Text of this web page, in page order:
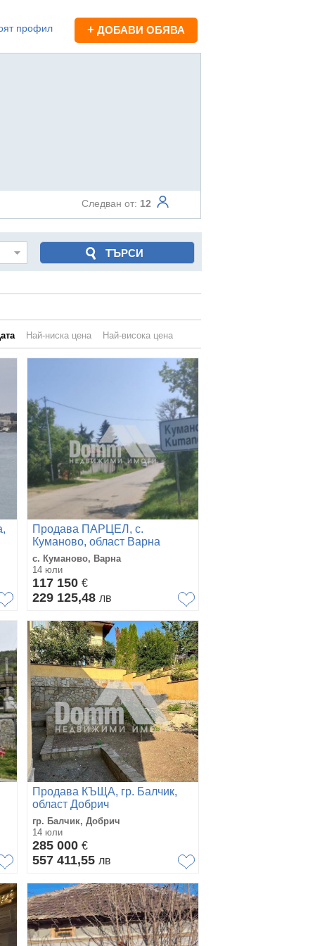
профил + ДОБАВИ ОБЯВА
Следван от: 12
Най-ниска цена Най-висока цена
Продава ПАРЦЕЛ, с.
Куманово, област Варна
с. Куманово, Варна
14 юли
117 150 €
229 125,48 лв
Продава КЪЩА, гр. Балчик,
област Добрич
гр. Балчик, Добрич
14 юли
285 000 €
557 411,55 лв